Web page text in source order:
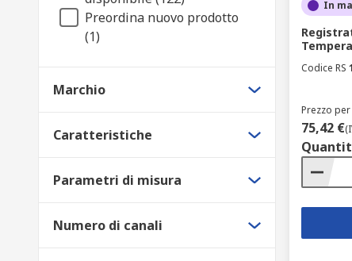
I registratori grafici sono dispositivi meccanici che
Permettono di visualizzare i dati rapidamente e le
trasferire i dati digitalmente su un computer.
Confronto tra sistemi di acquisizione dati e
Tradizionalmente, i registratori di dati erano
erano alimentati a batteria. Registravano infatti
registratore di dati e una soluzione di acquisizione
Preordina nuovo prodotto
(1)
Marchio
Caratteristiche
Parametri di misura
Numero di canali
In
Codice RS
Prezzo
75,42 €